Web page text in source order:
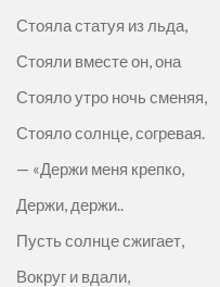
Стояла статуя из льда,
Стояли вместе он, она
Стояло утро ночь сменяя,
Стояло солнце, согревая.
— «Держи меня крепко,
Держи, держи..
Пусть солнце сжигает,
Вокруг и вдали,